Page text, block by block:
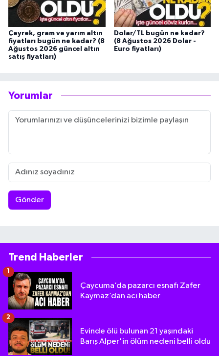
Çeyrek, gram ve yarım altın
fiyatları bugün ne kadar? (8
Ağustos 2026 güncel altın
satış fiyatları)
Dolar/TL bugün ne kadar?
(8 Ağustos 2026 Dolar -
Euro fiyatları)
Yorumlar
Gönder
Trend Haberler
Çaycuma’da pazarcı esnafı Zafer
Kaymaz’dan acı haber
Evinde ölü bulunan 21 yaşındaki
Barış Alper'in ölüm nedeni belli oldu
2